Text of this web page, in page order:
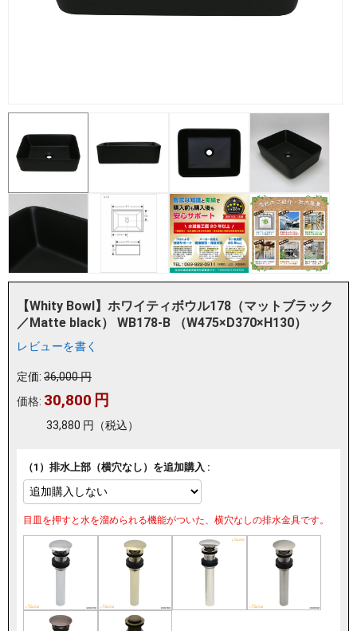
【Whity Bowl】ホワイティボウル178（マットブラック
／Matte black） WB178-B （W475×D370×H130）
レビューを書く
定価: 36,000円
価格: 30,800 円
33,880 円 （税込）
（1）排水上部（横穴なし）を追加購入 :
目皿を押すと水を溜められる機能がついた、横穴なしの排水金具です。